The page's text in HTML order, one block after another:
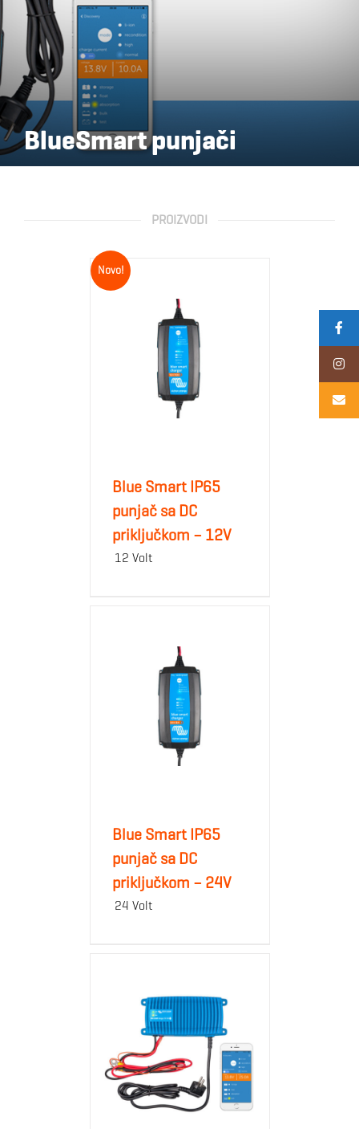
BlueSmart punjači
PROIZVODI
Novo!
Blue Smart IP65
punjač sa DC
priključkom – 12V
12 Volt
Blue Smart IP65
punjač sa DC
priključkom – 24V
24 Volt